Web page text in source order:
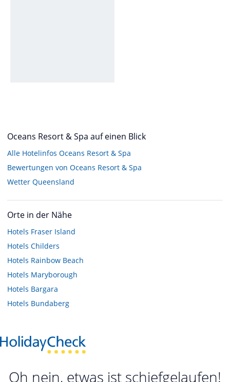
Oceans Resort & Spa auf einen Blick
Alle Hotelinfos Oceans Resort & Spa
Bewertungen von Oceans Resort & Spa
Wetter Queensland
Orte in der Nähe
Hotels Fraser Island
Hotels Childers
Hotels Rainbow Beach
Hotels Maryborough
Hotels Bargara
Hotels Bundaberg
Oh nein, etwas ist schiefgelaufen!